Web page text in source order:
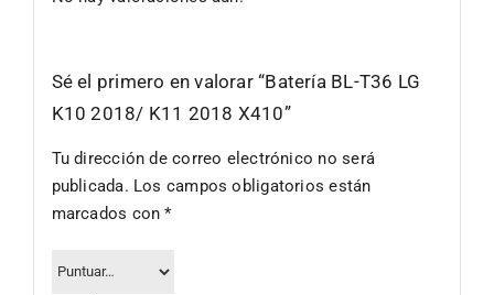
Sé el primero en valorar “Batería BL-T36 LG
K10 2018/ K11 2018 X410”
Tu dirección de correo electrónico no será
publicada. Los campos obligatorios están
marcados con*